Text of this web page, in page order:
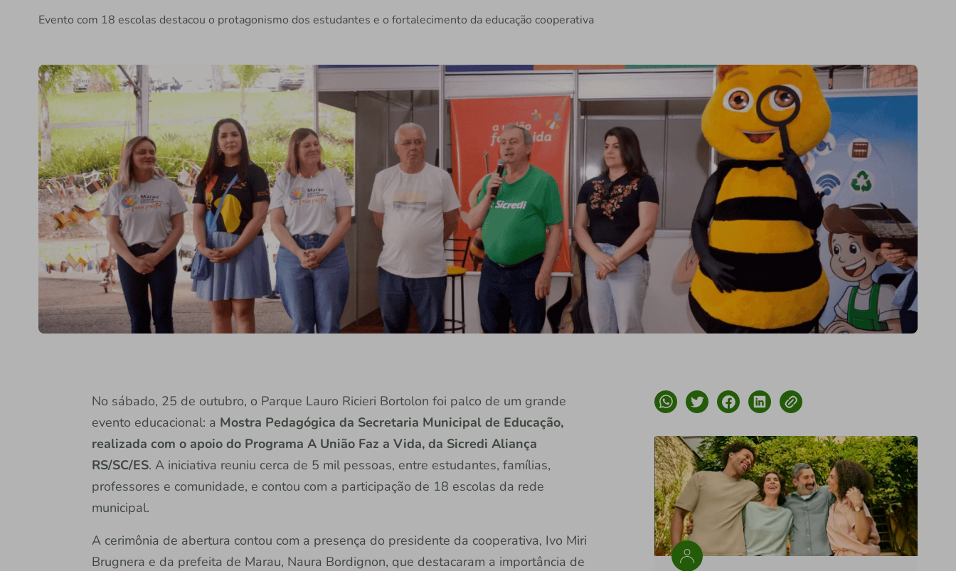
Evento com 18 escolas destacou o protagonismo dos estudantes e o fortalecimento da educação cooperativa
No sábado, 25 de outubro, o Parque Lauro Ricieri Bortolon foi palco de um grande
evento educacional: a Mostra Pedagógica da Secretaria Municipal de Educação,
realizada com o apoio do Programa A União Faz a Vida, da Sicredi Aliança
RS/SC/ES. A iniciativa reuniu cerca de 5 mil pessoas, entre estudantes, famílias,
professores e comunidade, e contou com a participação de 18 escolas da rede
municipal.
A cerimônia de abertura contou com a presença do presidente da cooperativa, Ivo Miri
Brugnera e da prefeita de Marau, Naura Bordignon, que destacaram a importância de